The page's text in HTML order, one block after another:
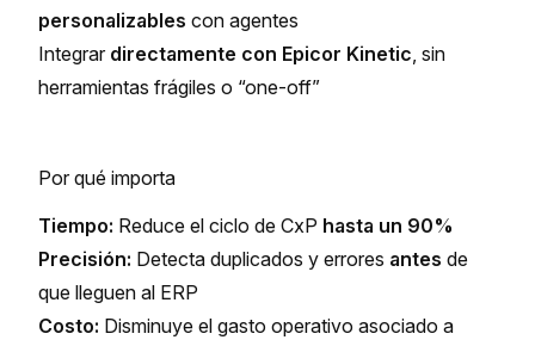
personalizables con agentes
Integrar directamente con Epicor Kinetic, sin
herramientas frágiles o “one-off”
Por qué importa
Tiempo: Reduce el ciclo de CxP hasta un 90%
Precisión: Detecta duplicados y errores antes de
que lleguen al ERP
Costo: Disminuye el gasto operativo asociado a